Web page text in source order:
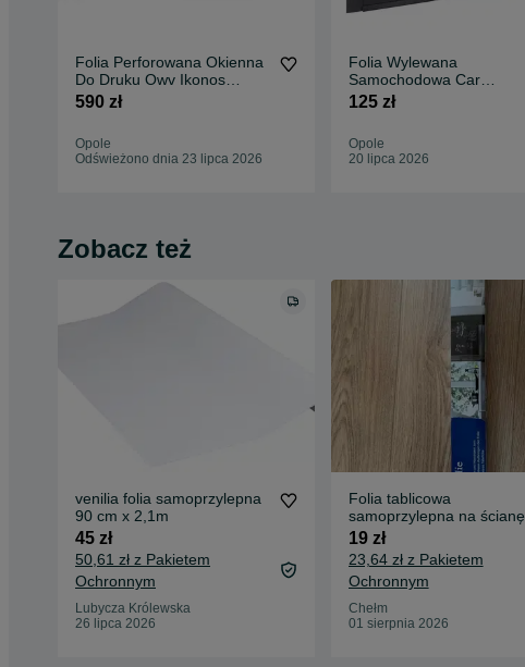
Folia Perforowana Okienna
Do Druku Owv Ikonos
So2020 1,06 X 50m
590 zł
Opole
Odświeżono dnia 23 lipca 2026
Folia Wylewana
Samochodowa Car
Wrapping Omega Skinz
125 zł
Opole
20 lipca 2026
Zobacz też
venilia folia samoprzylepna
90 cm x 2,1m
45 zł
50,61 zł z Pakietem
Ochronnym
Lubycza Królewska
26 lipca 2026
Folia tablicowa
samoprzylepna na ścianę
tablica do pisania kredą
ścienna
19 zł
23,64 zł z Pakietem
Ochronnym
Chełm
01 sierpnia 2026